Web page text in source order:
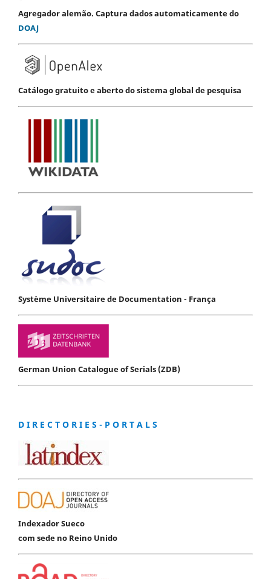
Agregador alemão. Captura dados automaticamente do
DOAJ
Catálogo gratuito e aberto do sistema global de pesquisa
Système Universitaire de Documentation - França
German Union Catalogue of Serials (ZDB)
D I R E C T O R I E S - P O R T A L S
Indexador Sueco
com sede no Reino Unido